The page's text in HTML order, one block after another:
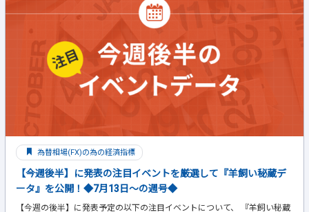
為替相場(FX)の為の経済指標
【今週後半】に発表の注目イベントを厳選して『羊飼い秘蔵デ
ータ』を公開！◆7月13日～の週号◆
【今週の後半】に発表予定の以下の注目イベントについて、 『羊飼い秘蔵